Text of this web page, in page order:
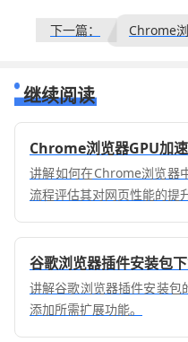
下一篇：
继续阅读
Chrome浏览器GPU加
讲解如何在Chrome浏览器
流程评估其对网页性能的提升
谷歌浏览器插件安装包
讲解谷歌浏览器插件安装包
添加所需扩展功能。